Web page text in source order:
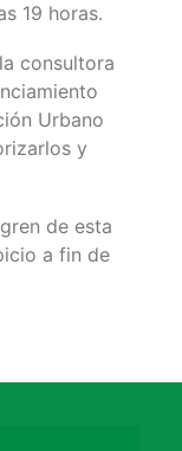
19 horas.
consultora
Urbano
y
de esta
a fin de